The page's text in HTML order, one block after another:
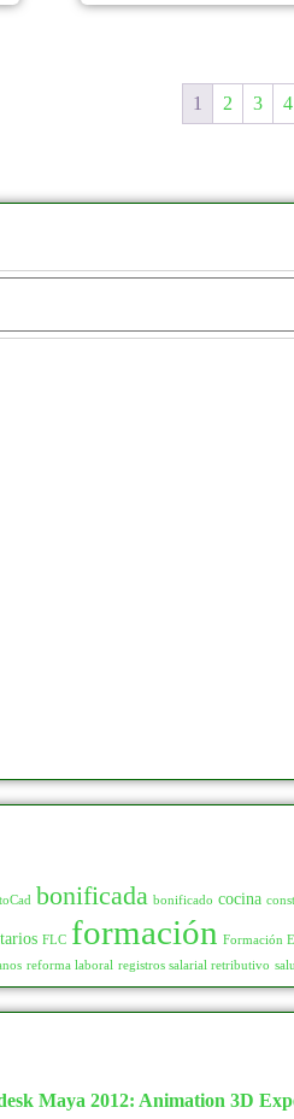
1 2 3 4
bonificada bonificado cocina
FLC formación Formación
reforma laboral registros salarial retributivo
Maya 2012: Animation 3D